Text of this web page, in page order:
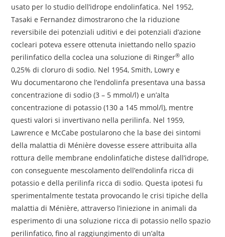
usato per lo studio dell’idrope endolinfatica. Nel 1952,
Tasaki e Fernandez dimostrarono che la riduzione
reversibile dei potenziali uditivi e dei potenziali d’azione
cocleari poteva essere ottenuta iniettando nello spazio
perilinfatico della coclea una soluzione di Ringer® allo
0,25% di cloruro di sodio. Nel 1954, Smith, Lowry e
Wu documentarono che l’endolinfa presentava una bassa
concentrazione di sodio (3 – 5 mmol/l) e un’alta
concentrazione di potassio (130 a 145 mmol/l), mentre
questi valori si invertivano nella perilinfa. Nel 1959,
Lawrence e McCabe postularono che la base dei sintomi
della malattia di Ménière dovesse essere attribuita alla
rottura delle membrane endolinfatiche distese dall’idrope,
con conseguente mescolamento dell’endolinfa ricca di
potassio e della perilinfa ricca di sodio. Questa ipotesi fu
sperimentalmente testata provocando le crisi tipiche della
malattia di Ménière, attraverso l’iniezione in animali da
esperimento di una soluzione ricca di potassio nello spazio
perilinfatico, fino al raggiungimento di un’alta